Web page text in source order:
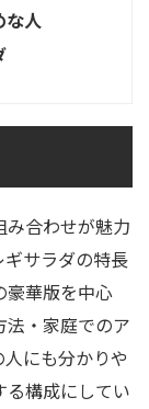
な人
合わせが魅力
サラダの特長
豪華版を中心
法・家庭でのア
にも分かりや
構成にしてい